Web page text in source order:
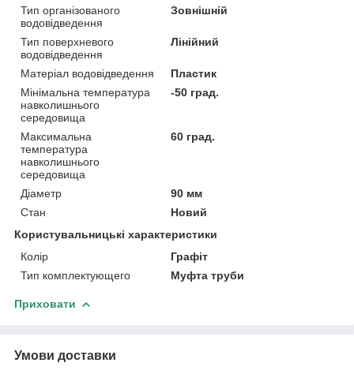
Тип організованого
водовідведення
Зовнішній
Тип поверхневого
водовідведення
Лінійний
Матеріал водовідведення
Пластик
Мінімальна температура
навколишнього
середовища
-50 град.
Максимальна
температура
навколишнього
середовища
60 град.
Діаметр
90 мм
Стан
Новий
Користувальницькі характеристики
Колір
Графіт
Тип комплектующего
Муфта труби
Приховати
Умови доставки